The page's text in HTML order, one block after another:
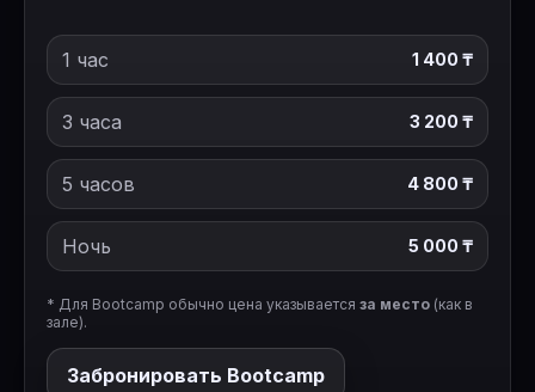
1 час 1 400 ₸
3 часа 3 200 ₸
5 часов 4 800 ₸
Ночь 5 000 ₸
* Для Bootcamp обычно цена указывается за место (как в
зале).
Забронировать Bootcamp